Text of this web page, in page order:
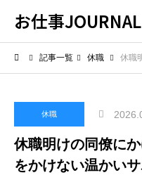
お仕事JOURNAL
記事一覧 休職 休職明
休職
休職明けの同僚に
をかけない温かい